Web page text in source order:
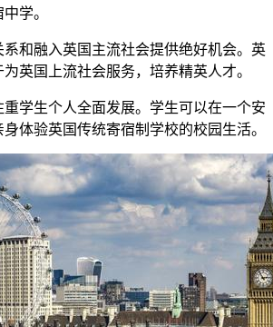
学。
和融入英国主流社会提供绝好机会。英
英国上流社会服务，培养精英人才。
重学生个人全面发展。学生可以在一个安
体验英国传统寄宿制学校的校园生活。